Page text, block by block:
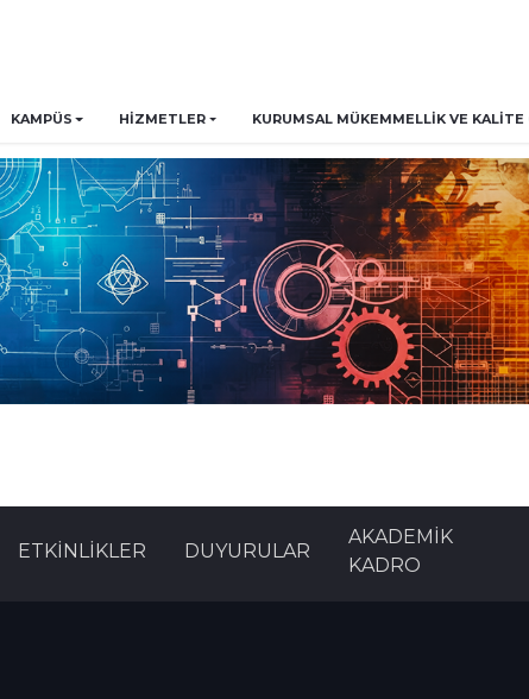
KAMPÜS HİZMETLER KURUMSAL MÜKEMMELLIK VE KALITE
ETKINLIKLER DUYURULAR
AKADEMİK
KADRO